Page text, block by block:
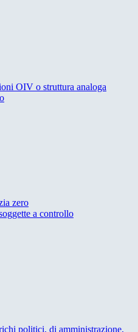
OIV o struttura analoga
zero
a controllo
politici, di amministrazione,